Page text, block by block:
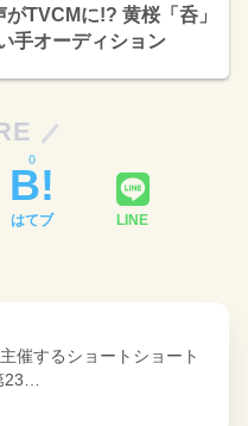
TVCMに!? 黄桜「呑」
手オーディション
はてブ
0
LINE
催するショートショート
23…